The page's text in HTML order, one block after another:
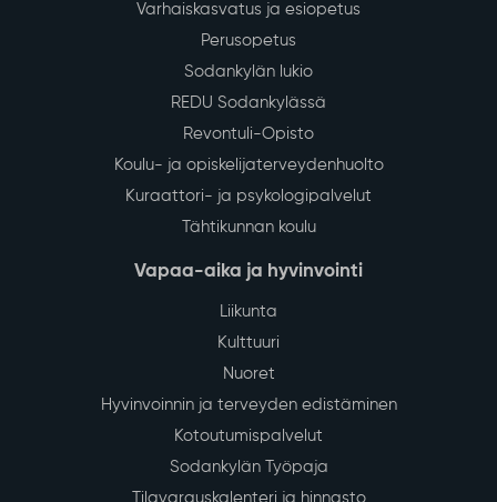
Varhaiskasvatus ja esiopetus
Perusopetus
Sodankylän lukio
REDU Sodankylässä
Revontuli-Opisto
Koulu- ja opiskelijaterveydenhuolto
Kuraattori- ja psykologipalvelut
Tähtikunnan koulu
Vapaa-aika ja hyvinvointi
Liikunta
Kulttuuri
Nuoret
Hyvinvoinnin ja terveyden edistäminen
Kotoutumispalvelut
Sodankylän Työpaja
Tilavarauskalenteri ja hinnasto